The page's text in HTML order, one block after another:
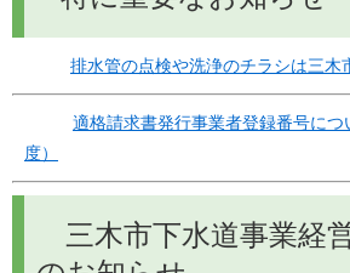
排水管の点検や洗浄のチラシは三木
適格請求書発行事業者登録番号につ
度）
三木市下水道事業経